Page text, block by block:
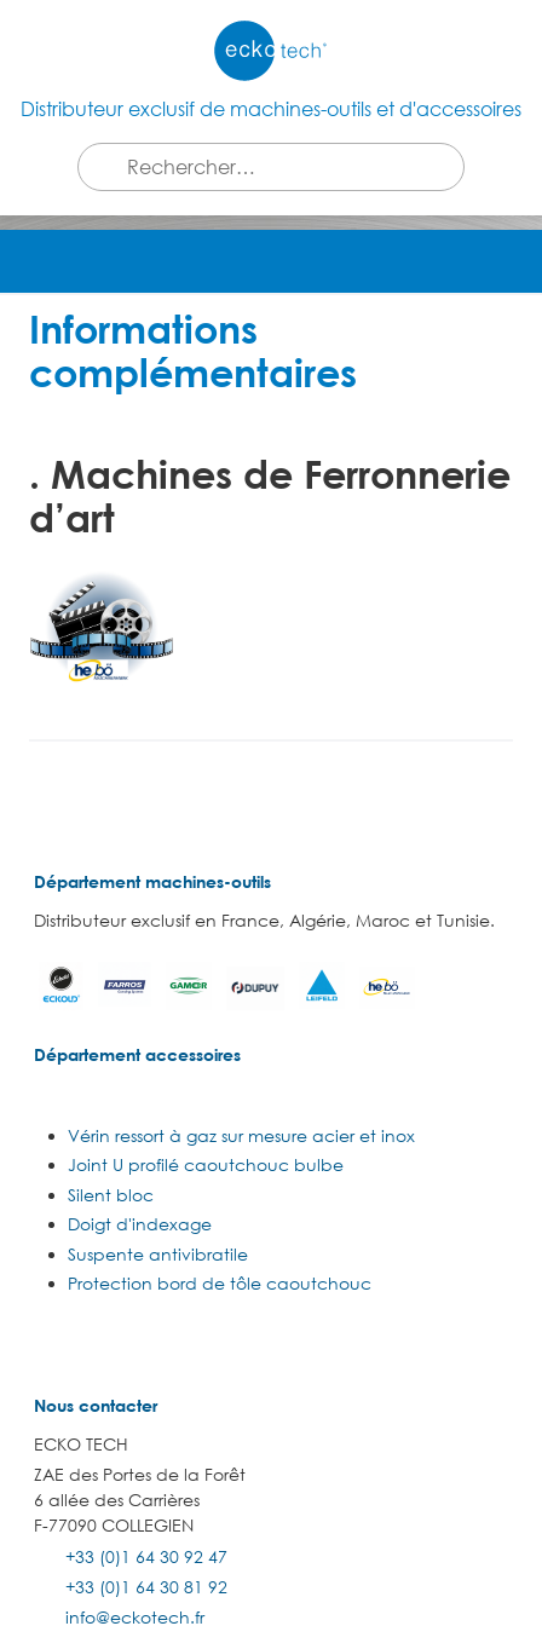
Distributeur exclusif de machines-outils et d'accessoires
Informations
complémentaires
. Machines de Ferronnerie
d’art
Département machines-outils
Distributeur exclusif en France, Algérie, Maroc et Tunisie.
Département accessoires
Vérin ressort à gaz sur mesure acier et inox
Joint U profilé caoutchouc bulbe
Silent bloc
Doigt d'indexage
Suspente antivibratile
Protection bord de tôle caoutchouc
Nous contacter
ECKO TECH
ZAE des Portes de la Forêt
6 allée des Carrières
F-77090 COLLEGIEN
+33 (0)1 64 30 92 47
+33 (0)1 64 30 81 92
info@eckotech.fr